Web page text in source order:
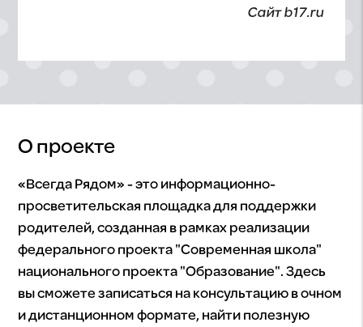
Сайт b17.ru
О проекте
«Всегда Рядом» - это информационно-
просветительская площадка для поддержки
родителей, созданная в рамках реализации
федерального проекта "Современная школа"
национального проекта "Образование". Здесь
вы сможете записаться на консультацию в очном
и дистанционном формате, найти полезную